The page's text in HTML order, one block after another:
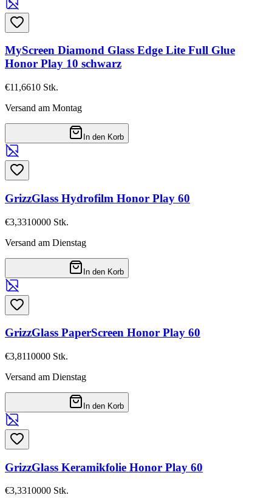
MyScreen Diamond Glass Edge Lite Full Glue
Honor Play 10 schwarz
€11,6610 Stk.
Versand am Montag
In den Korb
GrizzGlass Hydrofilm Honor Play 60
€3,3310000 Stk.
Versand am Dienstag
In den Korb
GrizzGlass PaperScreen Honor Play 60
€3,8110000 Stk.
Versand am Dienstag
In den Korb
GrizzGlass Keramikfolie Honor Play 60
€3,3310000 Stk.